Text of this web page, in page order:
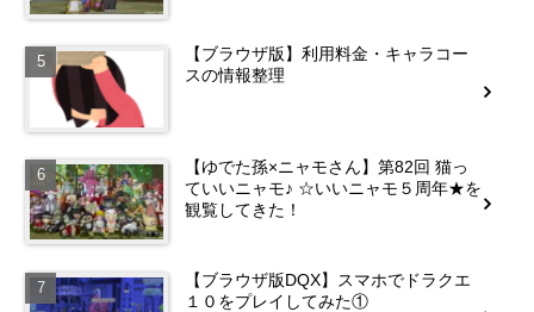
【ブラウザ版】利用料金・キャラコー
スの情報整理
【ゆでた孫×ニャモさん】第82回 猫っ
ていいニャモ♪ ☆いいニャモ５周年★を
観覧してきた！
【ブラウザ版DQX】スマホでドラクエ
１０をプレイしてみた①